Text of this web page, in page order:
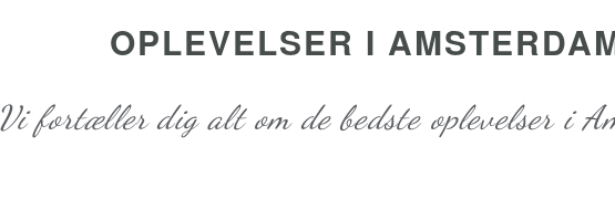
OPLEVELSER I
Vi fortæller dig alt om de bedste oplevelser i